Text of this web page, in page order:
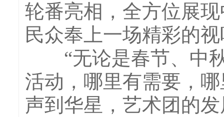
轮番亮相，全方位展
民众奉上一场精彩的
“无论是春节、中秋
活动，哪里有需要，
声到华星，艺术团的